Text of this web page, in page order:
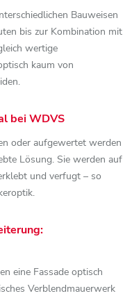
Bauweisen
bis zur Kombination mit
wertige
kaum von
bei WDVS
oder aufgewertet werden
Lösung. Sie werden auf
und verfugt – so
eine Fassade optisch
Verblendmauerwerk